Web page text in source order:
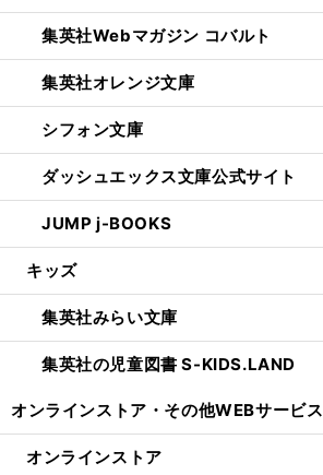
集英社Webマガジン コバルト
集英社オレンジ文庫
シフォン文庫
ダッシュエックス文庫公式サイト
JUMP j-BOOKS
キッズ
集英社みらい文庫
集英社の児童図書 S-KIDS.LAND
オンラインストア・ その他WEBサービス
オンラインストア